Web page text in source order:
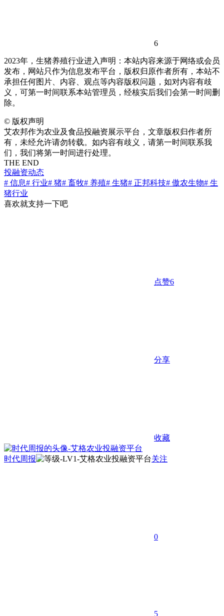
6
2023年，生猪养殖行业进入声明：本站内容来源于网络或会员
发布，网站只作为信息发布平台，版权归原作者所有，本站不
承担任何图片、内容、观点等内容版权问题，如对内容有歧
义，可第一时间联系本站管理员，经核实后我们会第一时间删
除。
© 版权声明
艾农邦作为农业及食品投融资展示平台，文章版权归作者所
有，未经允许请勿转载。如内容有歧义，请第一时间联系我
们，我们将第一时间进行处理。
THE END
投融资动态
# 信息# 行业# 猪# 畜牧# 养殖# 生猪# 正邦科技# 傲农生物# 生
猪行业
喜欢就支持一下吧
点赞6
分享
收藏
时代周报 关注
0
5